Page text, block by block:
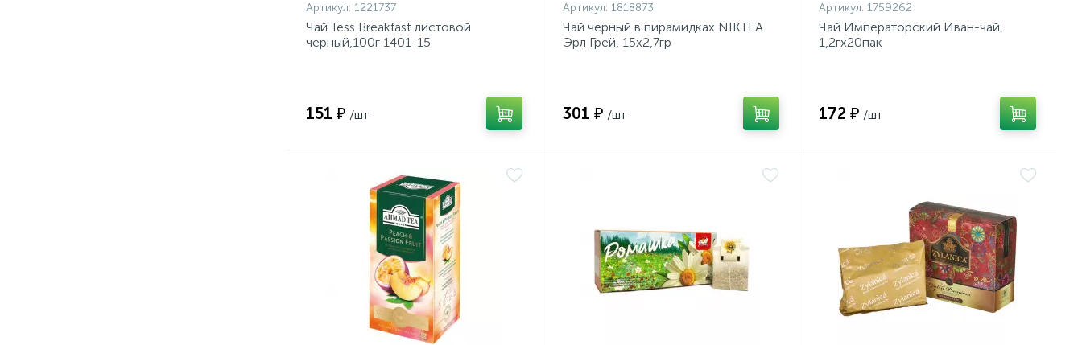
Артикул: 1221737
Чай Tess Breakfast листовой
черный,100г 1401-15
151 ₽ /шт
Артикул: 1818873
Чай черный в пирамидках NIKTEA
Эрл Грей, 15х2,7гр
301 ₽ /шт
Артикул: 1759262
Чай Императорский Иван-чай,
1,2гх20пак
172 ₽ /шт